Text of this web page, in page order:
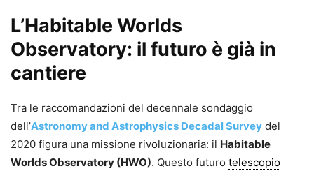
L’Habitable Worlds
Observatory: il futuro è già in
cantiere
Tra le raccomandazioni del decennale sondaggio
dell’Astronomy and Astrophysics Decadal Survey del
2020 figura una missione rivoluzionaria: il Habitable
Worlds Observatory (HWO). Questo futuro telescopio